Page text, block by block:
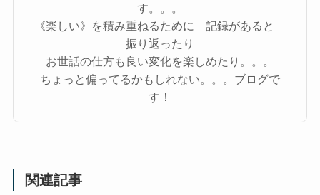
す。。。
《楽しい》を積み重ねるために 記録があると
振り返ったり
お世話の仕方も良い変化を楽しめたり。。。
ちょっと偏ってるかもしれない。。。ブログで
す！
関連記事